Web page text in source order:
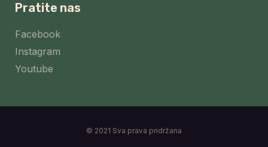
Pratite nas
Facebook
Instagram
Youtube
© 2021 Sva prava pridržana